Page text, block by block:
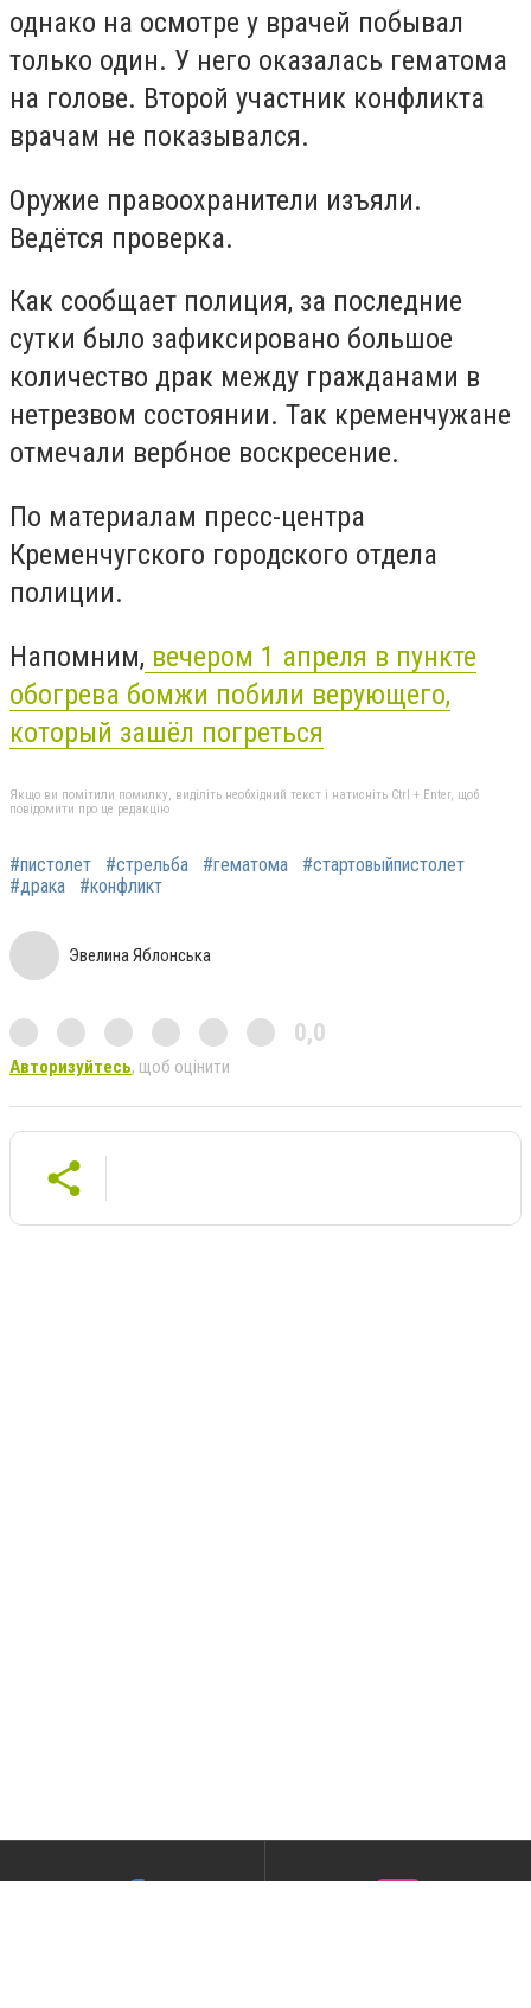
однако на осмотре у врачей побывал
только один. У него оказалась гематома
на голове. Второй участник конфликта
врачам не показывался.
Оружие правоохранители изъяли.
Ведётся проверка.
Как сообщает полиция, за последние
сутки было зафиксировано большое
количество драк между гражданами в
нетрезвом состоянии. Так кременчужане
отмечали вербное воскресение.
По материалам пресс-центра
Кременчугского городского отдела
полиции.
Напомним, вечером 1 апреля в пункте
обогрева бомжи побили верующего,
который зашёл погреться
Якщо ви помітили помилку, виділіть необхідний текст і натисніть Ctrl + Enter, щоб
повідомити про це редакцію
#пистолет #стрельба #гематома
#стартовыйпистолет
#драка
#конфликт
Эвелина Яблонська
0,0
Авторизуйтесь, щоб оцінити